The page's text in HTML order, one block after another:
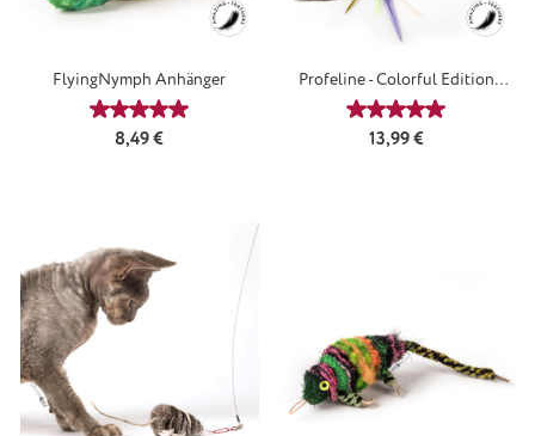
FlyingNymph Anhänger
Durchschnittliche Bewertung von 5 von 5 Sternen
Regulärer Preis:
8,49 €
Profeline - Colorful Edition
Anhänger-SetDurchschnittliche
Regulärer Preis:
13,99 €